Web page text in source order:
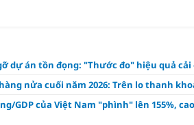
dự án tồn đọng: "Thước đo" hiệu quả
nửa cuối năm 2026: Trên lo thanh
GDP của Việt Nam "phình" lên 155%,